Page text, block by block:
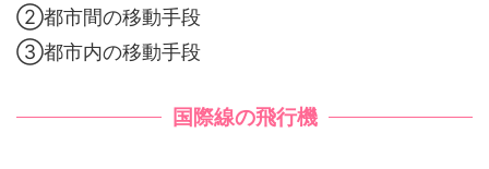
②都市間の移動手段
③都市内の移動手段
国際線の飛行機